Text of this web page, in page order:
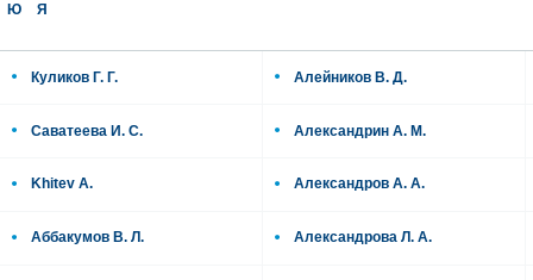
Ю
Я
Куликов Г. Г.
Cаватеева И. С.
Khitev A.
Аббакумов В. Л.
Алейников В. Д.
Александрин А. М.
Александров А. А.
Александрова Л. А.